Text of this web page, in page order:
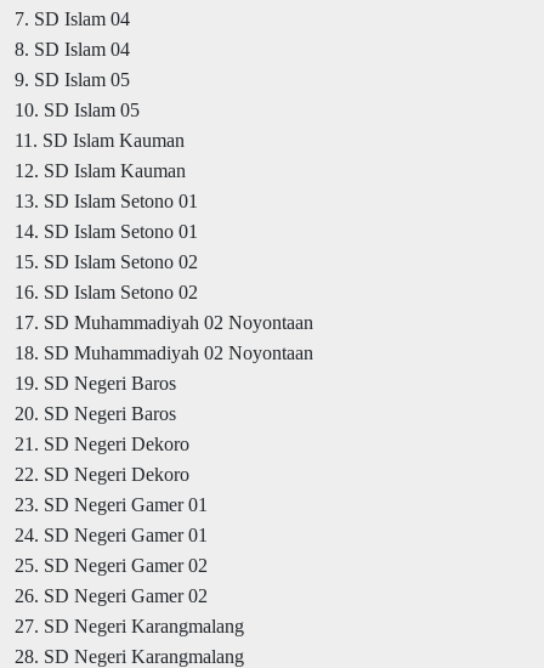
7. SD Islam 04
8. SD Islam 04
9. SD Islam 05
10. SD Islam 05
11. SD Islam Kauman
12. SD Islam Kauman
13. SD Islam Setono 01
14. SD Islam Setono 01
15. SD Islam Setono 02
16. SD Islam Setono 02
17. SD Muhammadiyah 02 Noyontaan
18. SD Muhammadiyah 02 Noyontaan
19. SD Negeri Baros
20. SD Negeri Baros
21. SD Negeri Dekoro
22. SD Negeri Dekoro
23. SD Negeri Gamer 01
24. SD Negeri Gamer 01
25. SD Negeri Gamer 02
26. SD Negeri Gamer 02
27. SD Negeri Karangmalang
28. SD Negeri Karangmalang